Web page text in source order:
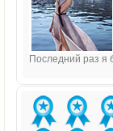
Последний раз я